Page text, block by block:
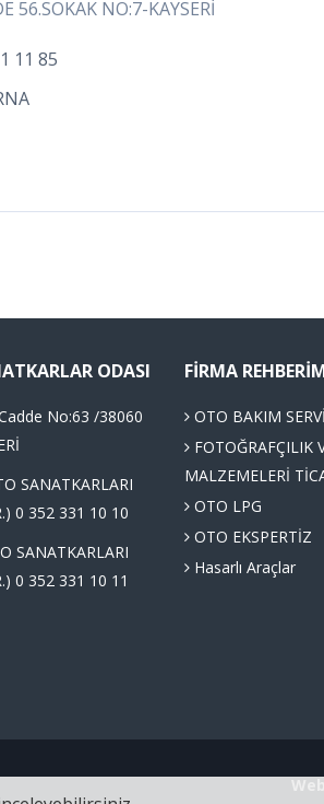
56.SOKAK NO:7-KAYSERİ
11 85
ODASI
No:63 /38060
SANATKARLARI
0 352 331 10 10
SANATKARLARI
0 352 331 10 11
FIRMA
OTO BAKIM
FOTOĞRAFÇILIK
MALZEMELERİ
OTO LPG
OTO EKSPERTİZ
Hasarlı Araçlar